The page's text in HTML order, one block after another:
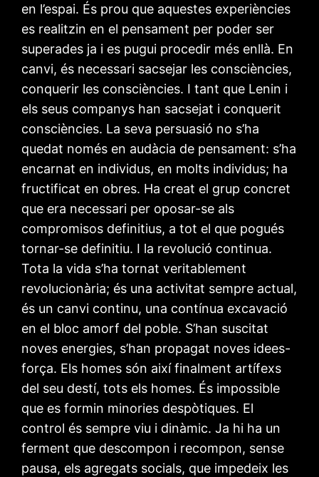
en l’espai. És prou que aquestes experiències
es realitzin en el pensament per poder ser
superades ja i es pugui procedir més enllà. En
canvi, és necessari sacsejar les consciències,
conquerir les consciències. I tant que Lenin i
els seus companys han sacsejat i conquerit
consciències. La seva persuasió no s’ha
quedat només en audàcia de pensament: s’ha
encarnat en individus, en molts individus; ha
fructificat en obres. Ha creat el grup concret
que era necessari per oposar-se als
compromisos definitius, a tot el que pogués
tornar-se definitiu. I la revolució continua.
Tota la vida s’ha tornat veritablement
revolucionària; és una activitat sempre actual,
és un canvi continu, una contínua excavació
en el bloc amorf del poble. S’han suscitat
noves energies, s’han propagat noves idees-
força. Els homes són així finalment artífexs
del seu destí, tots els homes. És impossible
que es formin minories despòtiques. El
control és sempre viu i dinàmic. Ja hi ha un
ferment que descompon i recompon, sense
pausa, els agregats socials, que impedeix les